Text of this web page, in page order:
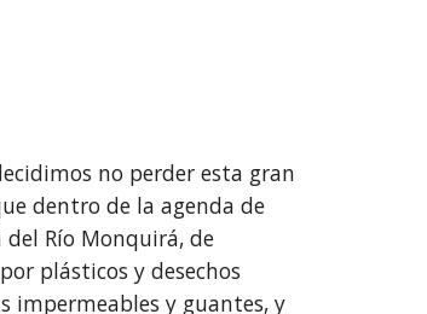
no perder esta gran
dentro de la agenda de
del Río Monquirá, de
plásticos y desechos
impermeables y guantes, y